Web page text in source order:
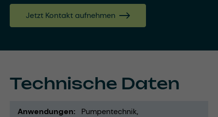
Jetzt Kontakt aufnehmen
Technische Daten
Anwendungen
Pumpentechnik